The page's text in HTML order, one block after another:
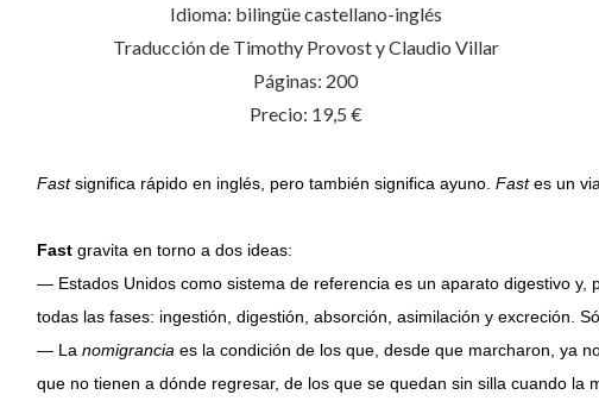
Idioma: bilingüe castellano-inglés
Traducción de Timothy Provost y Claudio Villar
Páginas: 200
Precio: 19,5 €
Fastsignifica rápido en inglés, pero también significa ayuno.Fastes un
Fastgravita en torno a dos ideas:
— Estados Unidos como sistema de referencia es un aparato digestivo y,
todas las fases: ingestión, digestión, absorción, asimilación y excreción.
— Lanomigrancia es la condición de los que, desde que marcharon, ya
que no tienen a dónde regresar, de los que se quedan sin silla cuando la